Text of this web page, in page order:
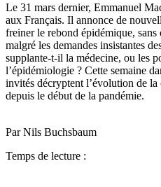
Le 31 mars dernier, Emmanuel
aux Français. Il annonce de
freiner le rebond épidémique,
malgré les demandes insistantes
supplante-t-il la médecine, ou les
l’épidémiologie ? Cette semaine
invités décryptent l’évolution de
depuis le début de la pandémie.
Par Nils Buchsbaum
Temps de lecture :